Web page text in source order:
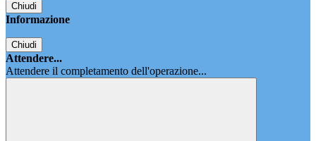
Chiudi
Informazione
Chiudi
Attendere...
Attendere il completamento dell'operazione...